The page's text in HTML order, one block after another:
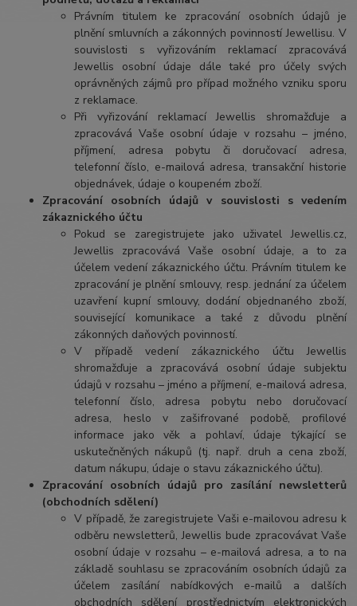
Právním titulem ke zpracování osobních údajů je
plnění smluvních a zákonných povinností Jewellisu. V
souvislosti s vyřizováním reklamací zpracovává
Jewellis osobní údaje dále také pro účely svých
oprávněných zájmů pro případ možného vzniku sporu
z reklamace.
Při vyřizování reklamací Jewellis shromažďuje a
zpracovává Vaše osobní údaje v rozsahu – jméno,
příjmení, adresa pobytu či doručovací adresa,
telefonní číslo, e-mailová adresa, transakční historie
objednávek, údaje o koupeném zboží.
Zpracování osobních údajů v souvislosti s vedením
zákaznického účtu
Pokud se zaregistrujete jako uživatel Jewellis.cz,
Jewellis zpracovává Vaše osobní údaje, a to za
účelem vedení zákaznického účtu. Právním titulem ke
zpracování je plnění smlouvy, resp. jednání za účelem
uzavření kupní smlouvy, dodání objednaného zboží,
související komunikace a také z důvodu plnění
zákonných daňových povinností.
V případě vedení zákaznického účtu Jewellis
shromažďuje a zpracovává osobní údaje subjektu
údajů v rozsahu – jméno a příjmení, e-mailová adresa,
telefonní číslo, adresa pobytu nebo doručovací
adresa, heslo v zašifrované podobě, profilové
informace jako věk a pohlaví, údaje týkající se
uskutečněných nákupů (tj. např. druh a cena zboží,
datum nákupu, údaje o stavu zákaznického účtu).
Zpracování osobních údajů pro zasílání newsletterů
(obchodních sdělení)
V případě, že zaregistrujete Vaši e-mailovou adresu k
odběru newsletterů, Jewellis bude zpracovávat Vaše
osobní údaje v rozsahu – e-mailová adresa, a to na
základě souhlasu se zpracováním osobních údajů za
účelem zasílání nabídkových e-mailů a dalších
obchodních sdělení prostřednictvím elektronických